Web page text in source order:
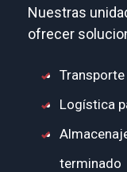
Nuestras
ofrecer
Logística
terminado